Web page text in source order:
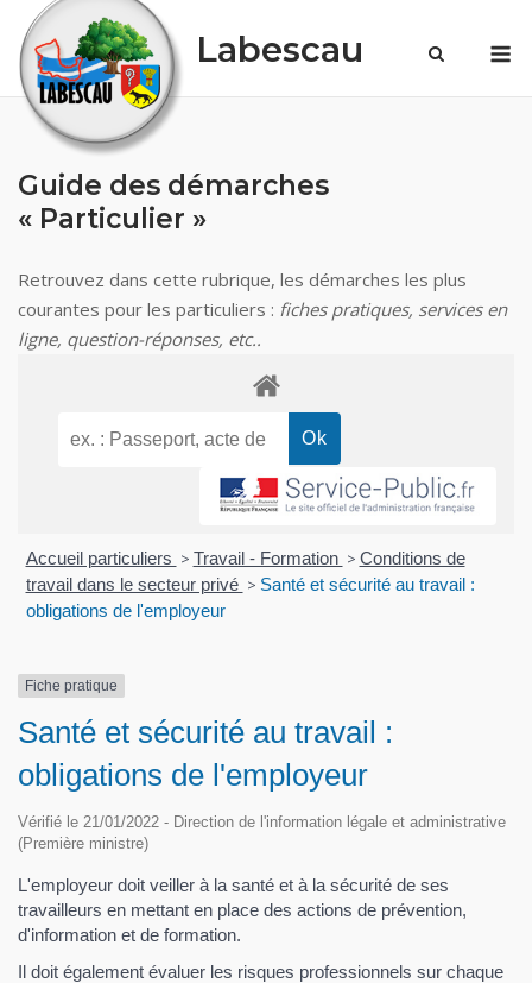
content
Labescau
Guide des démarches
« Particulier »
Retrouvez dans cette rubrique, les démarches les plus
courantes pour les particuliers : fiches pratiques, services en
ligne, question-réponses, etc..
Accueil particuliers > Travail - Formation > Conditions de
travail dans le secteur privé > Santé et sécurité au travail :
obligations de l'employeur
Fiche pratique
Santé et sécurité au travail :
obligations de l'employeur
Vérifié le 21/01/2022 - Direction de l'information légale et administrative
(Première ministre)
L'employeur doit veiller à la santé et à la sécurité de ses
travailleurs en mettant en place des actions de prévention,
d'information et de formation.
Il doit également évaluer les risques professionnels sur chaque